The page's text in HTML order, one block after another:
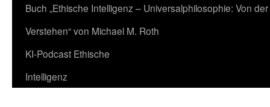
springen
Buch „Ethische Intelligenz – Universalphilosophie: Von
Verstehen“ von Michael M. Roth
KI-Podcast Ethische
Intelligenz